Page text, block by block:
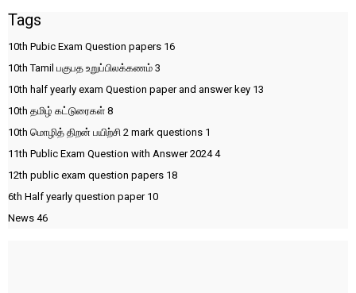
Tags
10th Pubic Exam Question papers 16
10th Tamil பகுபத உறுப்பிலக்கணம் 3
10th half yearly exam Question paper and answer key 13
10th தமிழ் கட்டுரைகள் 8
10th மொழித் திறன் பயிற்சி 2 mark questions 1
11th Public Exam Question with Answer 20244
12th public exam question papers 18
6th Half yearly question paper 10
News 46